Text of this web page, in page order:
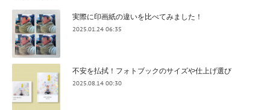
実際に印画紙の違いを比べてみました！
2025.01.24 06:35
不安を払拭！フォトブックのサイズや仕上げ選び
2025.08.14 00:30